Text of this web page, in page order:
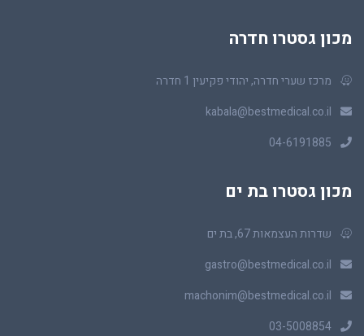
מכון גסטרו חדרה
מרכז שערי חדרה, יהודי פקיעין 1 חדרה
kabala@bestmedical.co.il
04-6191885
מכון גסטרו בת ים
שדרות העצמאות 67, בת ים
gastro@bestmedical.co.il
machonim@bestmedical.co.il
03-5008854